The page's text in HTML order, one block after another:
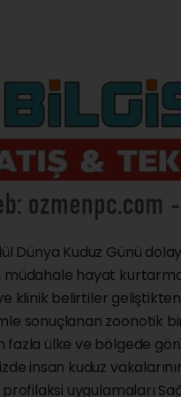
Dünya Kuduz Günü
müdahale hayat
klinik belirtiler
sonuçlanan zoonotik
fazla ülke ve bölgede
insan kuduz
uygulamaları